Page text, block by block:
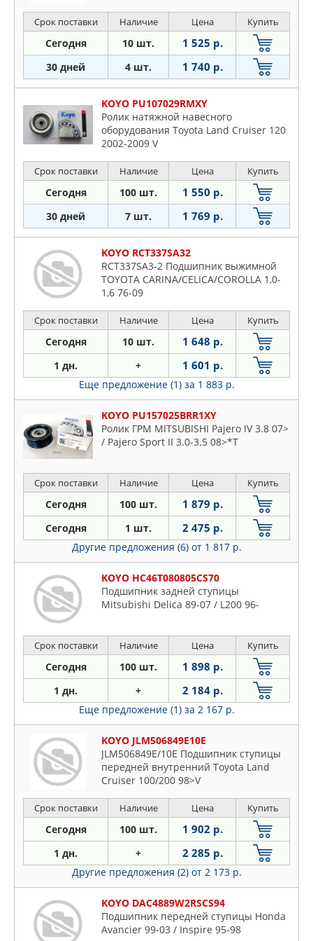
Срок поставки Наличие Цена Купить
Сегодня 10 шт. 1 525 р.
30 дней 4 шт. 1 740 р.
KOYO PU107029RMXY
Ролик натяжной навесного
оборудования Toyota Land Cruiser 120
2002-2009 V
Срок поставки Наличие Цена Купить
Сегодня 100 шт. 1 550 р.
30 дней 7 шт. 1 769 р.
KOYO RCT337SA32
RCT337SA3-2 Подшипник выжимной
TOYOTA CARINA/CELICA/COROLLA 1,0-
1,6 76-09
Срок поставки Наличие Цена Купить
Сегодня 10 шт. 1 648 р.
1 дн. + 1 601 р.
Еще предложение (1) за 1 883 р.
KOYO PU157025BRR1XY
Ролик ГРМ MITSUBISHI Pajero IV 3.8 07>
/ Pajero Sport II 3.0-3.5 08>*T
Срок поставки Наличие Цена Купить
Сегодня 100 шт. 1 879 р.
Сегодня 1 шт. 2 475 р.
Другие предложения (6) от 1 817 р.
KOYO HC46T080805CS70
Подшипник задней ступицы
Mitsubishi Delica 89-07 / L200 96-
Срок поставки Наличие Цена Купить
Сегодня 100 шт. 1 898 р.
1 дн. + 2 184 р.
Еще предложение (1) за 2 167 р.
KOYO JLM506849E10E
JLM506849E/10E Подшипник ступицы
передней внутренний Toyota Land
Cruiser 100/200 98>V
Срок поставки Наличие Цена Купить
Сегодня 100 шт. 1 902 р.
1 дн. + 2 285 р.
Другие предложения (2) от 2 173 р.
KOYO DAC4889W2RSCS94
Подшипник передней ступицы Honda
Avancier 99-03 / Inspire 95-98